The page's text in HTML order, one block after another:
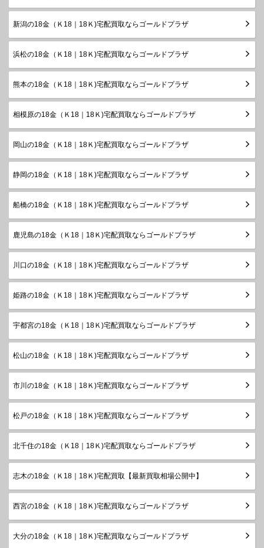
新潟の18金（Ｋ18｜18Ｋ)宅配買取ならゴールドプラザ
浜松の18金（Ｋ18｜18Ｋ)宅配買取ならゴールドプラザ
熊本の18金（Ｋ18｜18Ｋ)宅配買取ならゴールドプラザ
相模原の18金（Ｋ18｜18Ｋ)宅配買取ならゴールドプラザ
岡山の18金（Ｋ18｜18Ｋ)宅配買取ならゴールドプラザ
静岡の18金（Ｋ18｜18Ｋ)宅配買取ならゴールドプラザ
船橋の18金（Ｋ18｜18Ｋ)宅配買取ならゴールドプラザ
鹿児島の18金（Ｋ18｜18Ｋ)宅配買取ならゴールドプラザ
川口の18金（Ｋ18｜18Ｋ)宅配買取ならゴールドプラザ
姫路の18金（Ｋ18｜18Ｋ)宅配買取ならゴールドプラザ
宇都宮の18金（Ｋ18｜18Ｋ)宅配買取ならゴールドプラザ
松山の18金（Ｋ18｜18Ｋ)宅配買取ならゴールドプラザ
市川の18金（Ｋ18｜18Ｋ)宅配買取ならゴールドプラザ
松戸の18金（Ｋ18｜18Ｋ)宅配買取ならゴールドプラザ
北千住の18金（Ｋ18｜18Ｋ)宅配買取ならゴールドプラザ
志木の18金（Ｋ18｜18Ｋ)宅配買取【最新買取相場公開中】
西宮の18金（Ｋ18｜18Ｋ)宅配買取ならゴールドプラザ
大分の18金（Ｋ18｜18Ｋ)宅配買取ならゴールドプラザ